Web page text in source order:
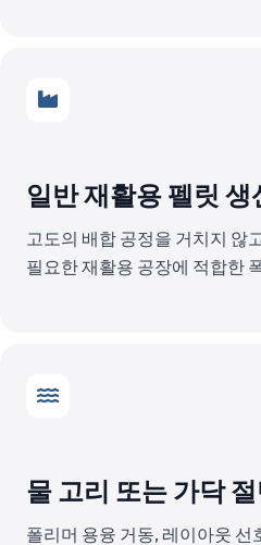
일반 재활용 펠릿 생
고도의 배합 공정을 거치지 않
필요한 재활용 공장에 적합한
물 고리 또는 가닥
폴리머 용융 거동, 레이아웃 선